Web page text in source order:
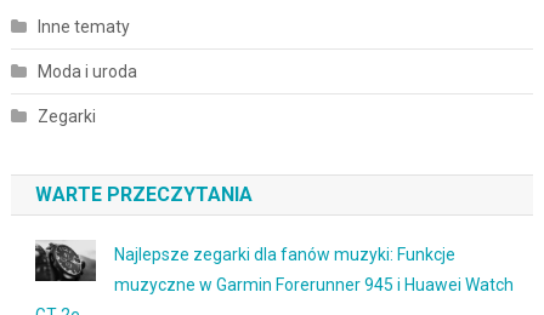
Inne tematy
Moda i uroda
Zegarki
WARTE PRZECZYTANIA
Najlepsze zegarki dla fanów muzyki: Funkcje
muzyczne w Garmin Forerunner 945 i Huawei Watch